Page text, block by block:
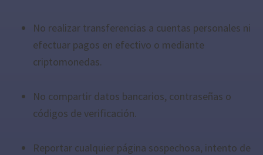
No realizar transferencias a cuentas personales ni
efectuar pagos en efectivo o mediante
criptomonedas.
No compartir datos bancarios, contraseñas o
códigos de verificación.
Reportar cualquier página sospechosa, intento de